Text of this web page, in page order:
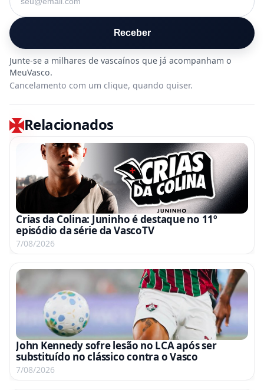
Receber
Cancelamento com um clique, quando quiser.
Relacionados
Crias da Colina: Juninho é destaque no 11º
episódio da série da VascoTV
7/08/2026
John Kennedy sofre lesão no LCA após ser
substituído no clássico contra o Vasco
7/08/2026